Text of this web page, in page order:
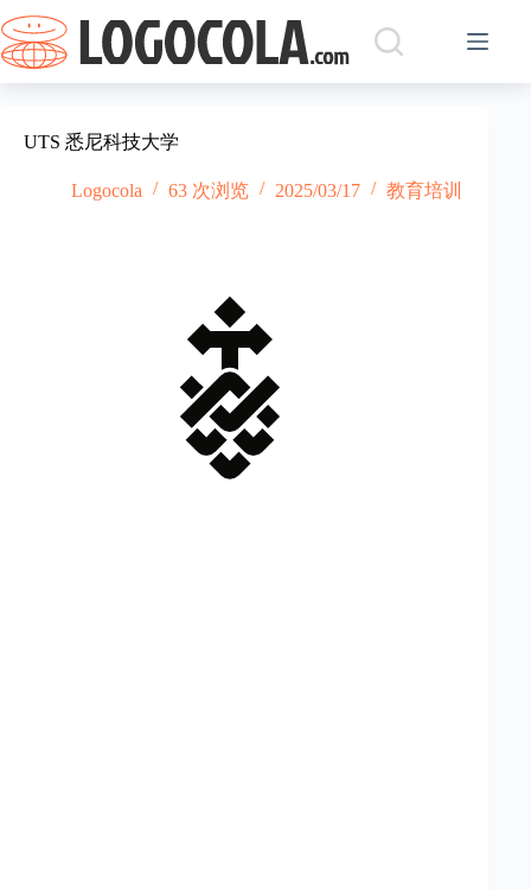
过
内
容
UTS 悉尼科技大学
Logocola 63 次浏览 2025/03/17 教育培训